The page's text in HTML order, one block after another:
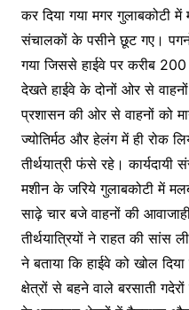
कर दिया गया मगर गुलाबकोटी
संचालकों के पसीने छूट गए।
गया जिससे हाईवे पर करीब
देखते हाईवे के दोनों ओर से
प्रशासन की ओर से वाहनों को
ज्योतिर्मठ और हेलंग में ही रोक
तीर्थयात्री फंसे रहे।
मशीन के जरिये गुलाबकोटी में
साढ़े चार बजे वाहनों की
तीर्थयात्रियों ने राहत की सांस
ने बताया कि हाईवे को खोल
क्षेत्रों से बहने वाले बरसाती